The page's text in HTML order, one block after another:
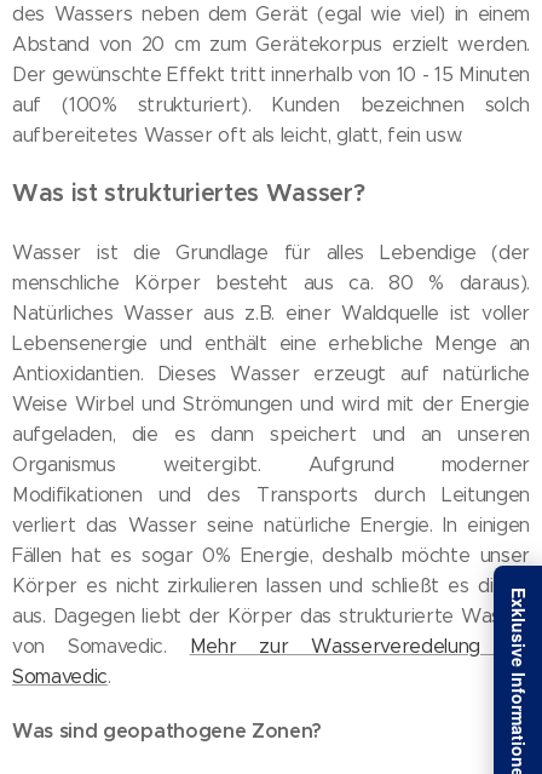
des Wassers neben dem Gerät (egal wie viel) in einem
Abstand von 20 cm zum Gerätekorpus erzielt werden.
Der gewünschte Effekt tritt innerhalb von 10 - 15 Minuten
auf (100% strukturiert). Kunden bezeichnen solch
aufbereitetes Wasser oft als leicht, glatt, fein usw.
Was ist strukturiertes Wasser?
Wasser ist die Grundlage für alles Lebendige (der
menschliche Körper besteht aus ca. 80 % daraus).
Natürliches Wasser aus z.B. einer Waldquelle ist voller
Lebensenergie und enthält eine erhebliche Menge an
Antioxidantien. Dieses Wasser erzeugt auf natürliche
Weise Wirbel und Strömungen und wird mit der Energie
aufgeladen, die es dann speichert und an unseren
Organismus weitergibt. Aufgrund moderner
Modifikationen und des Transports durch Leitungen
verliert das Wasser seine natürliche Energie. In einigen
Fällen hat es sogar 0% Energie, deshalb möchte unser
Körper es nicht zirkulieren lassen und schließt es direkt
aus. Dagegen liebt der Körper das strukturierte Wasser
von Somavedic. Mehr zur Wasserveredelung mit
Somavedic.
Was sind geopathogene Zonen?